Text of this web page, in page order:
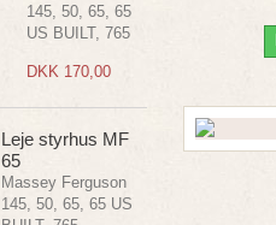
145, 50, 65, 65
US BUILT, 765
DKK 170,00
Leje styrhus MF
65
Massey Ferguson
145, 50, 65, 65 US